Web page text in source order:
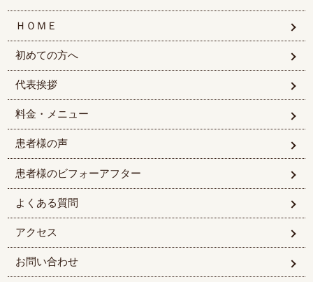
ＨＯＭＥ
初めての方へ
代表挨拶
料金・メニュー
患者様の声
患者様のビフォーアフター
よくある質問
アクセス
お問い合わせ